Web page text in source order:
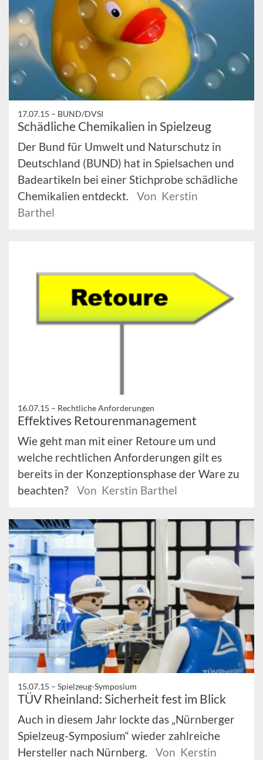
17.07.15 – BUND/DVSI
Schädliche Chemikalien in Spielzeug
Der Bund für Umwelt und Naturschutz in
Deutschland (BUND) hat in Spielsachen und
Badeartikeln bei einer Stichprobe schädliche
Chemikalien entdeckt.
Von Kerstin
Barthel
16.07.15 – Rechtliche Anforderungen
Effektives Retourenmanagement
Wie geht man mit einer Retoure um und
welche rechtlichen Anforderungen gilt es
bereits in der Konzeptionsphase der Ware zu
beachten?
Von Kerstin Barthel
15.07.15 – Spielzeug-Symposium
TÜV Rheinland: Sicherheit fest im Blick
Auch in diesem Jahr lockte das „Nürnberger
Spielzeug-Symposium“ wieder zahlreiche
Hersteller nach Nürnberg.
Von Kerstin